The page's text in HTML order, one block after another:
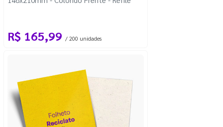
R$ 165,99 / 200 unidades